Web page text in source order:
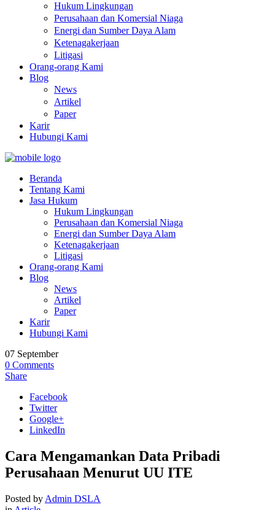
Hukum Lingkungan
Perusahaan dan Komersial Niaga
Energi dan Sumber Daya Alam
Ketenagakerjaan
Litigasi
Orang-orang Kami
Blog
News
Artikel
Paper
Karir
Hubungi Kami
Beranda
Tentang Kami
Jasa Hukum
Hukum Lingkungan
Perusahaan dan Komersial Niaga
Energi dan Sumber Daya Alam
Ketenagakerjaan
Litigasi
Orang-orang Kami
Blog
News
Artikel
Paper
Karir
Hubungi Kami
07 September
0 Comments
Share
Facebook
Twitter
Google+
LinkedIn
Cara Mengamankan Data Pribadi
Perusahaan Menurut UU ITE
Posted by Admin DSLA